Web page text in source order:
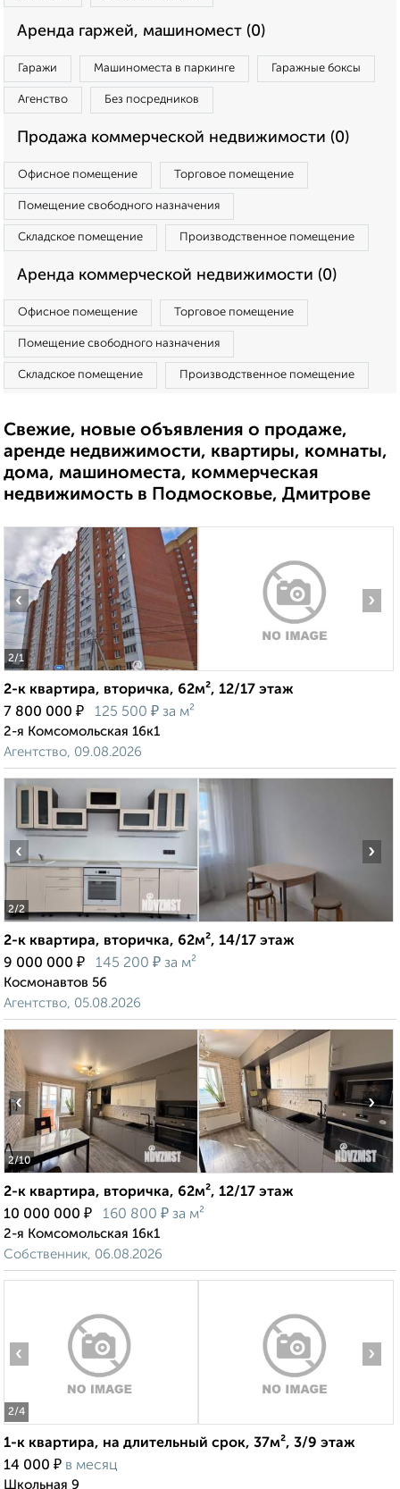
Аренда гаржей, машиномест (0)
Гаражи Машиноместа в паркинге Гаражные боксы
Агенство Без посредников
Продажа коммерческой недвижимости (0)
Офисное помещение Торговое помещение
Помещение свободного назначения
Складское помещение Производственное помещение
Аренда коммерческой недвижимости (0)
Офисное помещение Торговое помещение
Помещение свободного назначения
Складское помещение Производственное помещение
Свежие, новые объявления о продаже,
аренде недвижимости, квартиры, комнаты,
дома, машиноместа, коммерческая
недвижимость в Подмосковье, Дмитрове
2/1
‹ ›
2-к квартира, вторичка, 62м², 12/17 этаж
7 800 000 ₽ 125 500 ₽ за м²
2-я Комсомольская 16к1
Агентство, 09.08.2026
2/2
‹ ›
2-к квартира, вторичка, 62м², 14/17 этаж
9 000 000 ₽ 145 200 ₽ за м²
Космонавтов 56
Агентство, 05.08.2026
2/10
‹ ›
2-к квартира, вторичка, 62м², 12/17 этаж
10 000 000 ₽ 160 800 ₽ за м²
2-я Комсомольская 16к1
Собственник, 06.08.2026
2/4
‹ ›
1-к квартира, на длительный срок, 37м², 3/9 этаж
14 000 ₽ в месяц
Школьная 9